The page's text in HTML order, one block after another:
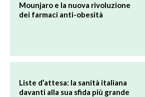
Mounjaro e la nuova rivoluzione
dei farmaci anti-obesità
Liste d’attesa: la sanità italiana
davanti alla sua sfida più grande